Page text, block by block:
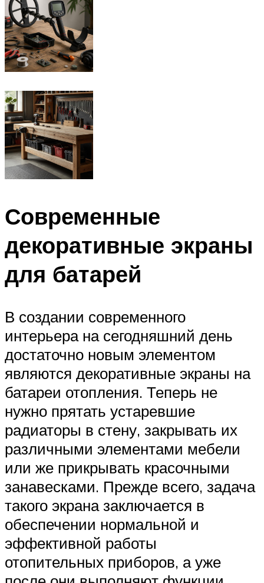
Современные
декоративные экраны
для батарей
В создании современного
интерьера на сегодняшний день
достаточно новым элементом
являются декоративные экраны на
батареи отопления. Теперь не
нужно прятать устаревшие
радиаторы в стену, закрывать их
различными элементами мебели
или же прикрывать красочными
занавесками. Прежде всего, задача
такого экрана заключается в
обеспечении нормальной и
эффективной работы
отопительных приборов, а уже